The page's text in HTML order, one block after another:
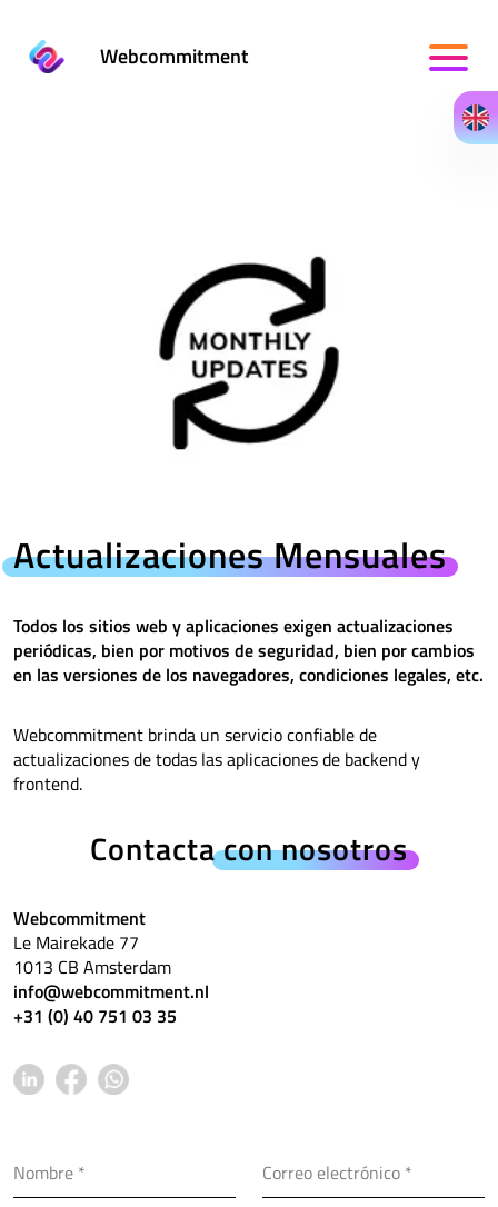
Webcommitment
Actualizaciones Mensuales
Todos los sitios web y aplicaciones exigen actualizaciones
periódicas, bien por motivos de seguridad, bien por cambios
en las versiones de los navegadores, condiciones legales, etc.
Webcommitment brinda un servicio confiable de
actualizaciones de todas las aplicaciones de backend y
frontend.
Contactacon nosotros
Webcommitment
Le Mairekade 77
1013 CB Amsterdam
info@webcommitment.nl
+31 (0) 40 751 03 35